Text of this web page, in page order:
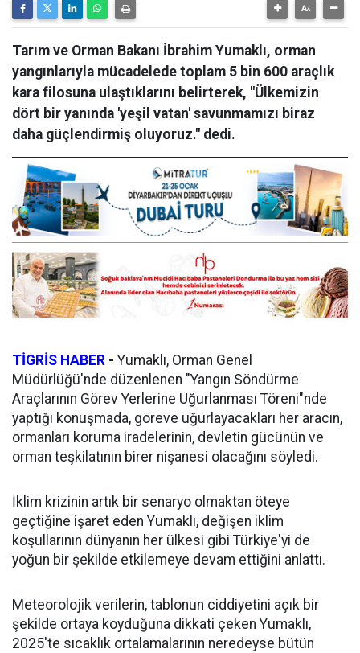
Tarım ve Orman Bakanı İbrahim Yumaklı, orman
yangınlarıyla mücadelede toplam 5 bin 600 araçlık
kara filosuna ulaştıklarını belirterek, "Ülkemizin
dört bir yanında 'yeşil vatan' savunmamızı biraz
daha güçlendirmiş oluyoruz." dedi.
TİGRİS HABER - Yumaklı, Orman Genel
Müdürlüğü'nde düzenlenen "Yangın Söndürme
Araçlarının Görev Yerlerine Uğurlanması Töreni"nde
yaptığı konuşmada, göreve uğurlayacakları her aracın,
ormanları koruma iradelerinin, devletin gücünün ve
orman teşkilatının birer nişanesi olacağını söyledi.
İklim krizinin artık bir senaryo olmaktan öteye
geçtiğine işaret eden Yumaklı, değişen iklim
koşullarının dünyanın her ülkesi gibi Türkiye'yi de
yoğun bir şekilde etkilemeye devam ettiğini anlattı.
Meteorolojik verilerin, tablonun ciddiyetini açık bir
şekilde ortaya koyduğuna dikkati çeken Yumaklı,
2025'te sıcaklık ortalamalarının neredeyse bütün